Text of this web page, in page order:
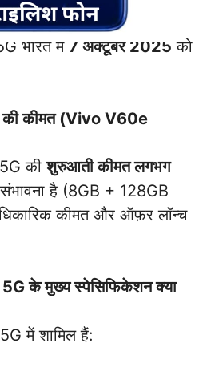
भारत में कब लॉन्च होगा?
भारत में 7 अक्टूबर 2025 को
कीमत (Vivo V60e
कीशुरुआती कीमत लगभग
है (8GB + 128GB
कीमत और ऑफ़र लॉन्च
के मुख्य स्पेसिफिकेशन क्या
में शामिल हैं: